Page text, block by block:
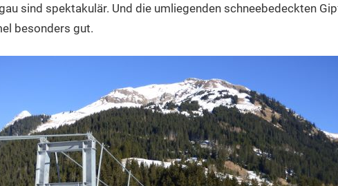
sind spektakulär. Und die umliegenden schneebedeckten
besonders gut.